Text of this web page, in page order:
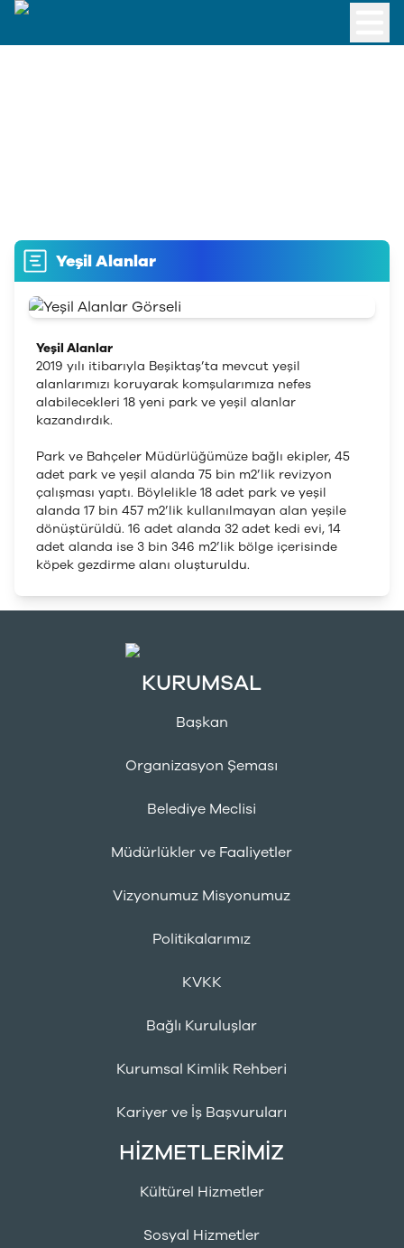
Yeşil Alanlar
Yeşil Alanlar
2019 yılı itibarıyla Beşiktaş’ta mevcut yeşil
alanlarımızı koruyarak komşularımıza nefes
alabilecekleri 18 yeni park ve yeşil alanlar
kazandırdık.
Park ve Bahçeler Müdürlüğümüze bağlı ekipler, 45
adet park ve yeşil alanda 75 bin m2’lik revizyon
çalışması yaptı. Böylelikle 18 adet park ve yeşil
alanda 17 bin 457 m2’lik kullanılmayan alan yeşile
dönüştürüldü. 16 adet alanda 32 adet kedi evi, 14
adet alanda ise 3 bin 346 m2’lik bölge içerisinde
köpek gezdirme alanı oluşturuldu.
KURUMSAL
Başkan
Organizasyon Şeması
Belediye Meclisi
Müdürlükler ve Faaliyetler
Vizyonumuz Misyonumuz
Politikalarımız
KVKK
Bağlı Kuruluşlar
Kurumsal Kimlik Rehberi
Kariyer ve İş Başvuruları
HİZMETLERİMİZ
Kültürel Hizmetler
Sosyal Hizmetler